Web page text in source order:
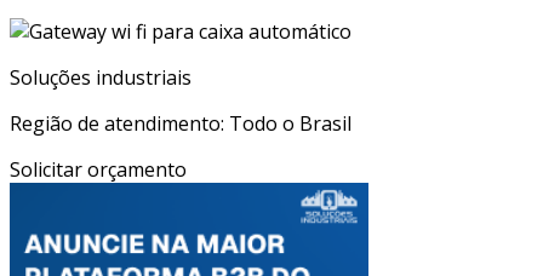
Soluções industriais
Região de atendimento: Todo o Brasil
Solicitar orçamento